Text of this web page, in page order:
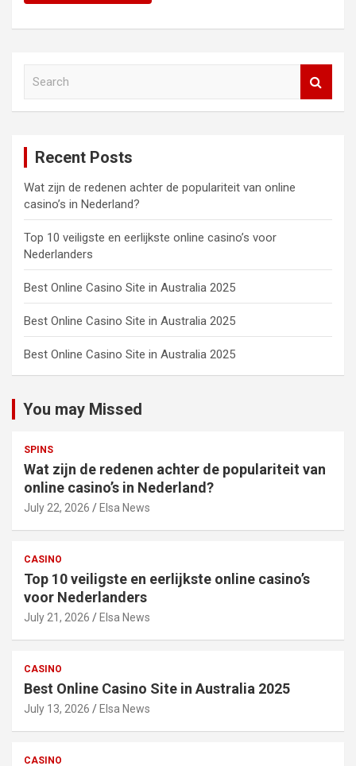
Recent Posts
Wat zijn de redenen achter de populariteit van online
casino’s in Nederland?
Top 10 veiligste en eerlijkste online casino’s voor
Nederlanders
Best Online Casino Site in Australia 2025
Best Online Casino Site in Australia 2025
Best Online Casino Site in Australia 2025
You may Missed
SPINS
Wat zijn de redenen achter de populariteit van
online casino’s in Nederland?
July 22, 2026 Elsa News
CASINO
Top 10 veiligste en eerlijkste online casino’s
voor Nederlanders
July 21, 2026 Elsa News
CASINO
Best Online Casino Site in Australia 2025
July 13, 2026 Elsa News
CASINO